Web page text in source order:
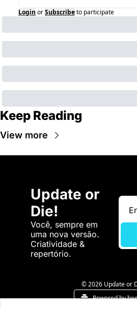
Login orSubscribeto participate
Keep Reading
View more
Update or
Die!
Você, sempre em
uma nova versão.
Criatividade &
repertório.
© 2026 Update or
Powered by